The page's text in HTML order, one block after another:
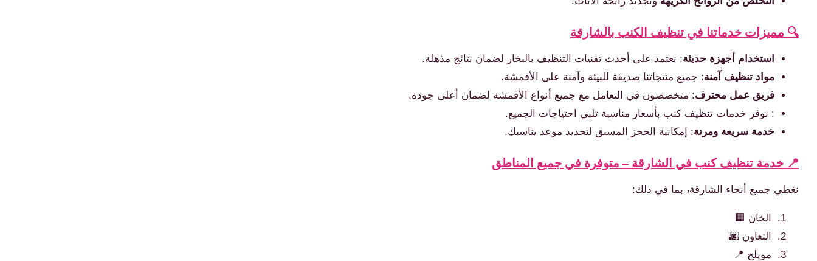
🔍 مميزات خدماتنا في تنظيف الكنب بالشارقة
استخدام أجهزة حديثة: نعتمد على أحدث تقنيات التنظيف بالبخار لضمان نتائج مذهلة.
مواد تنظيف آمنة: جميع منتجاتنا صديقة للبيئة وآمنة على الأقمشة.
فريق عمل محترف: متخصصون في التعامل مع جميع أنواع الأقمشة لضمان أعلى جودة.
: نوفر خدمات تنظيف كنب بأسعار مناسبة تلبي احتياجات الجميع.
خدمة سريعة ومرنة: إمكانية الحجز المسبق لتحديد موعد يناسبك.
📍 خدمة تنظيف كنب في الشارقة – متوفرة في جميع المناطق
نغطي جميع أنحاء الشارقة، بما في ذلك:
الخان 🏢
التعاون 🌆
مويلح 📍